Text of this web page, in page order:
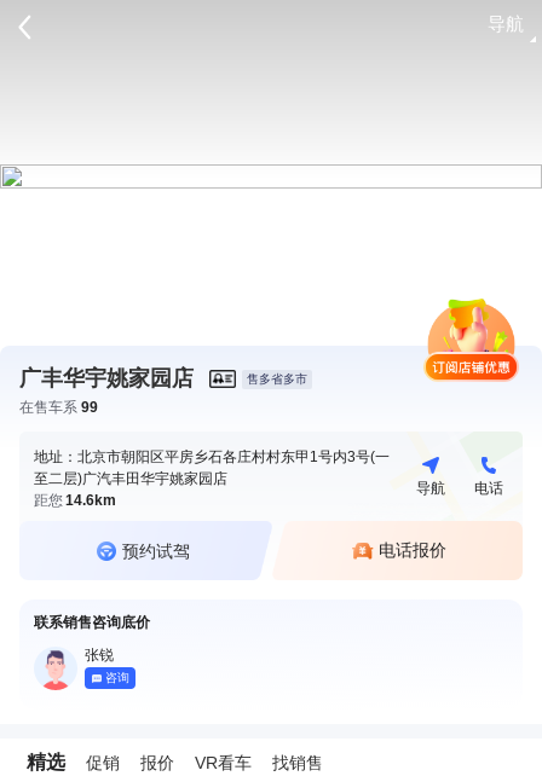
导航
广丰华宇姚家园店 售多省多市
在售车系 99
地址：北京市朝阳区平房乡石各庄村村东甲1号内3号(一
至二层)广汽丰田华宇姚家园店
距您14.6km
导航 电话
预约试驾 电话报价
联系销售咨询底价
张锐
咨询
精选 促销 报价 VR看车 找销售